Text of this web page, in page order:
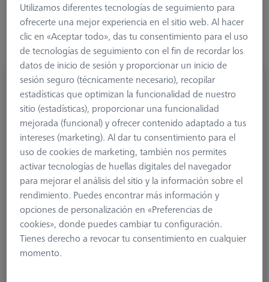
M3
Para crear combinaciones de palpadores en ángulo y
palpadores de estrella con rosca M3
Nudillos y elementos giratorios
Utilizamos diferentes tecnologías de seguimiento para
ofrecerte una mejor experiencia en el sitio web. Al hacer
clic en «Aceptar todo», das tu consentimiento para el uso
de tecnologías de seguimiento con el fin de recordar los
datos de inicio de sesión y proporcionar un inicio de
sesión seguro (técnicamente necesario), recopilar
estadísticas que optimizan la funcionalidad de nuestro
sitio (estadísticas), proporcionar una funcionalidad
mejorada (funcional) y ofrecer contenido adaptado a tus
intereses (marketing). Al dar tu consentimiento para el
uso de cookies de marketing, también nos permites
activar tecnologías de huellas digitales del navegador
para mejorar el análisis del sitio y la información sobre el
rendimiento. Puedes encontrar más información y
opciones de personalización en «Preferencias de
cookies», donde puedes cambiar tu configuración.
Tienes derecho a revocar tu consentimiento en cualquier
momento.